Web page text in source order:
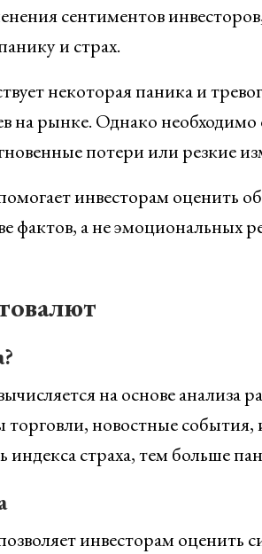
сентиментов
и страх.
некоторая паника и
на рынке. Однако
потери или резкие
инвесторам оценить
фактов, а не эмоциональных
на основе анализа
новостные события,
страха, тем больше
инвесторам